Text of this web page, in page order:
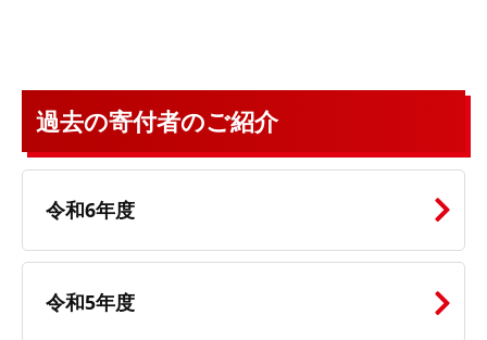
過去の寄付者のご紹介
令和6年度
令和5年度